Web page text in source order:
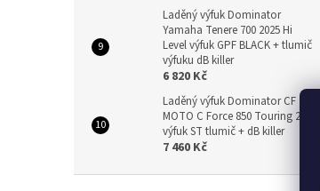
Laděný výfuk Dominator
Yamaha Tenere 700 2025 Hi
Level výfuk GPF BLACK + tlumič
výfuku dB killer
6 820 Kč
Laděný výfuk Dominator CF
MOTO C Force 850 Touring 2024
výfuk ST tlumič + dB killer
7 460 Kč